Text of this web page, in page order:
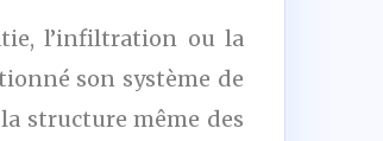
l’infiltration ou la
son système de
structure même des